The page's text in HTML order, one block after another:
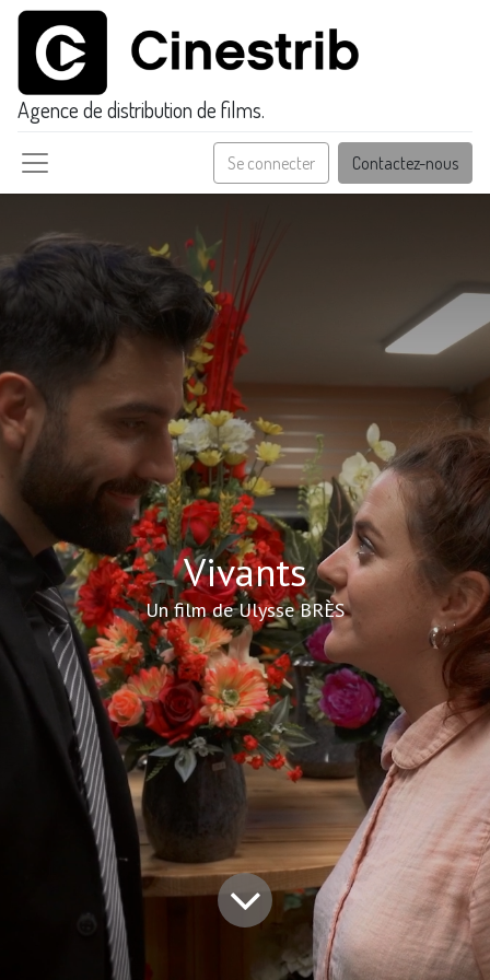
Agence de distribution de films.
Se connecter Contactez-nous
Vivants
Un film de Ulysse BRÈS